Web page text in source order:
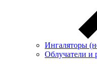
Ингаляторы
Oблучатели и